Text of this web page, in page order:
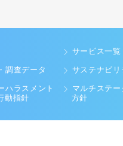
サービス一覧
調査データ サステナビリ
ハラスメント
動指針
マルチステー
方針